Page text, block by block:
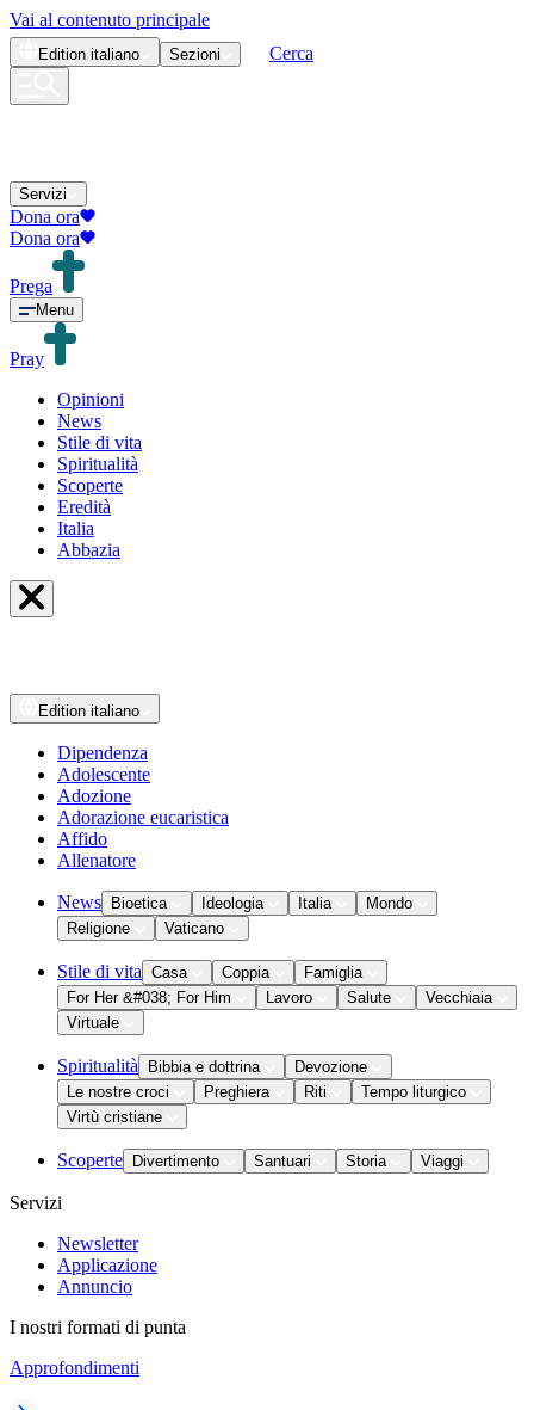
Vai al contenuto principale
Edition italiano Sezioni Cerca
Servizi
Dona ora
Dona ora
Prega
Menu
Pray
Opinioni
News
Stile di vita
Spiritualità
Scoperte
Eredità
Italia
Abbazia
Edition italiano
Dipendenza
Adolescente
Adozione
Adorazione eucaristica
Affido
Allenatore
News Bioetica Ideologia Italia
Mondo
Religione
Vaticano
Stile di vita Casa Coppia
Famiglia
For Her &#038; For Him
Lavoro Salute
Vecchiaia
Virtuale
Spiritualità Bibbia e dottrina
Devozione
Le nostre croci
Preghiera Riti
Tempo liturgico
Virtù cristiane
Scoperte Divertimento Santuari Storia Viaggi
Servizi
Newsletter
Applicazione
Annuncio
I nostri formati di punta
Approfondimenti